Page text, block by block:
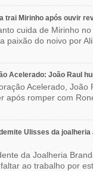
trai Mirinho após ouvir
cuida de Mirinho
paixão do noivo por
Acelerado: João Raul
Acelerado, João
após romper com
Ulisses da
da Joalheria
ao trabalho por